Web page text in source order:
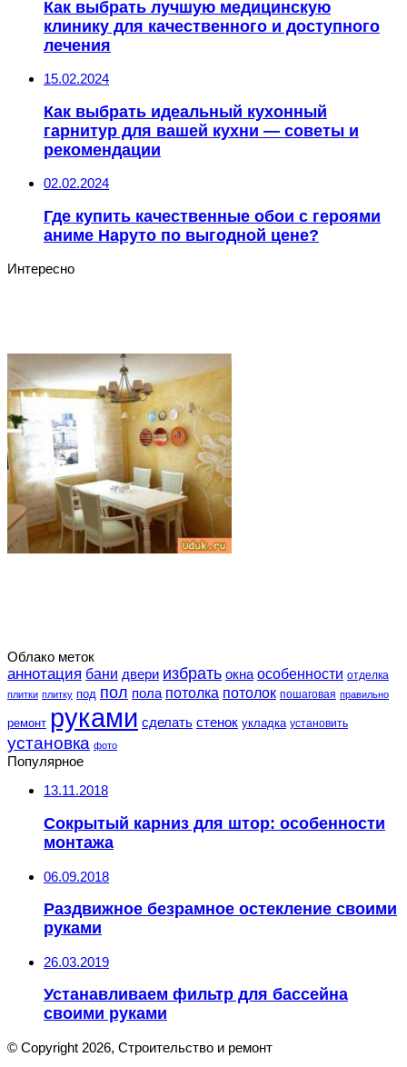
Как выбрать лучшую медицинскую
клинику для качественного и доступного
лечения
15.02.2024
Как выбрать идеальный кухонный
гарнитур для вашей кухни — советы и
рекомендации
02.02.2024
Где купить качественные обои с героями
аниме Наруто по выгодной цене?
Интересно
Облако меток
аннотация бани двери избрать окна особенности отделка
плитки плитку под пол пола потолка потолок пошаговая правильно
ремонт руками сделать стенок укладка установить
установка фото
Популярное
13.11.2018
Сокрытый карниз для штор: особенности
монтажа
06.09.2018
Раздвижное безрамное остекление своими
руками
26.03.2019
Устанавливаем фильтр для бассейна
своими руками
© Copyright 2026, Строительство и ремонт